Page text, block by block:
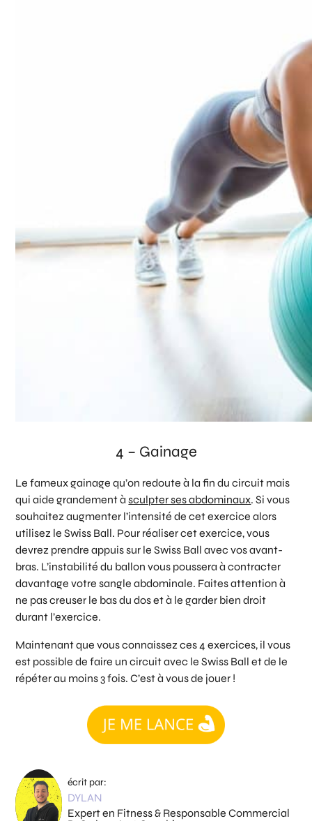
4 – Gainage
Le fameux gainage qu’on redoute à la fin du circuit mais
qui aide grandement àsculpter ses abdominaux. Si vous
souhaitez augmenter l’intensité de cet exercice alors
utilisez le Swiss Ball. Pour réaliser cet exercice, vous
devrez prendre appuis sur le Swiss Ball avec vos avant-
bras. L’instabilité du ballon vous poussera à contracter
davantage votre sangle abdominale. Faites attention à
ne pas creuser le bas du dos et à le garder bien droit
durant l’exercice.
Maintenant que vous connaissez ces 4 exercices, il vous
est possible de faire un circuit avec le Swiss Ball et de le
répéter au moins 3 fois. C’est à vous de jouer !
écrit par:
DYLAN
Expert en Fitness & Responsable Commercial